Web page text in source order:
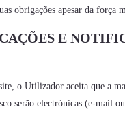
obrigações apesar da força
E
o Utilizador aceita que a
serão electrónicas (e-mail